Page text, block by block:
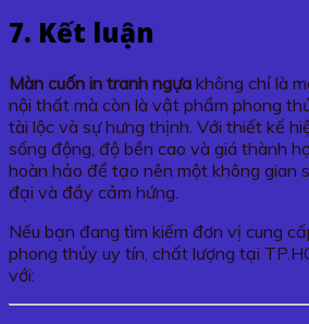
7. Kết luận
Màn cuốn in tranh ngựa không chỉ là
nội thất mà còn là vật phẩm phong
tài lộc và sự hưng thịnh. Với thiết kế
sống động, độ bền cao và giá thành
hoàn hảo để tạo nên một không gian
đại và đầy cảm hứng.
Nếu bạn đang tìm kiếm đơn vị cung
phong thủy uy tín, chất lượng tại
với: